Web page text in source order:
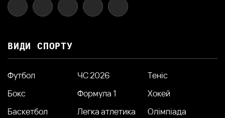
ВИДИ СПОРТУ
Футбол ЧС 2026
Теніс
Бокс
Формула 1
Хокей
Баскетбол
Легка атлетика
Олімпіада